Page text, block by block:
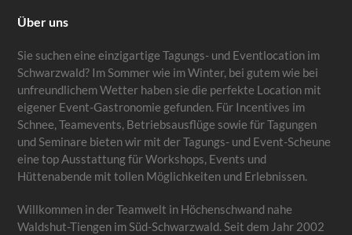
Über uns
Sie suchen eine einzigartige Tagungs- und Eventlocation im
Schwarzwald? Im Sommer wie im Winter, bei gutem wie bei
unfreundlichem Wetter haben sie die perfekte Location mit
eigener Event-Gastronomie gefunden. Für Incentives im
Schnee, Teamevents, Betriebsausflüge sowie für Tagungen
und Seminare bieten wir mit der Tagungs- und Event-Scheune
eine top Ausstattung für Workshops, Events und
Hüttenabende mit tollen Möglichkeiten und Erlebnissen.
Willkommen in der Teamwelt in Höchenschwand nahe
Waldshut-Tiengen im Süd-Schwarzwald. Seit dem Jahr 2002